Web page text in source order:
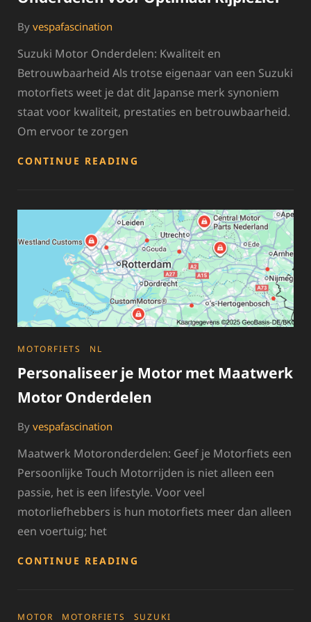
By vespafascination
Suzuki Motor Onderdelen: Kwaliteit en
Betrouwbaarheid Als trotse eigenaar van een Suzuki
motorfiets weet je dat dit Japanse merk synoniem
staat voor kwaliteit, prestaties en betrouwbaarheid.
Om ervoor te zorgen
CONTINUE READING
VOOR
OPTIMAAL
RIJPLEZIER
CATEGORIES
MOTORFIETS NL
Personaliseer je Motor met Maatwerk
Motor Onderdelen
By vespafascination
Maatwerk Motoronderdelen: Geef je Motorfiets een
Persoonlijke Touch Motorrijden is niet alleen een
passie, het is een lifestyle. Voor veel
motorliefhebbers is hun motorfiets meer dan alleen
een voertuig; het
CONTINUE READING
MAATWERK
CATEGORIES
MOTOR MOTORFIETS SUZUKI